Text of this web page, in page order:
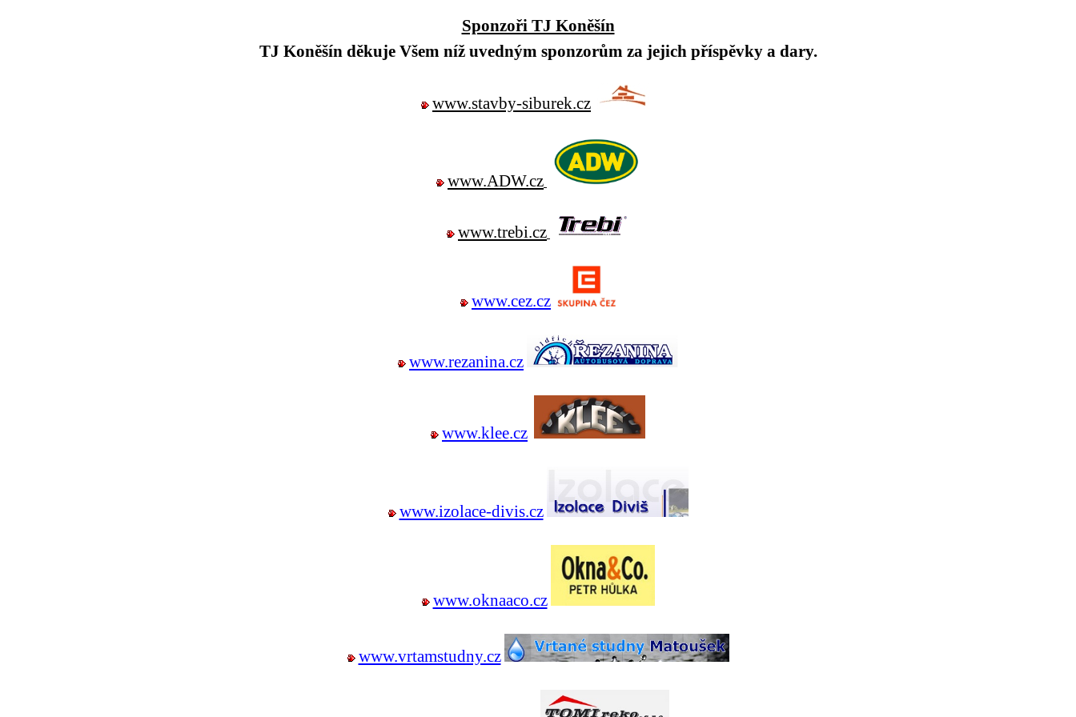
Sponzoři TJ Koněšín
TJ Koněšín děkuje Všem níž uvedným sponzorům za jejich příspěvky a dary.
www.stavby-siburek.cz
www.ADW.cz
www.trebi.cz
www.cez.cz
www.rezanina.cz
www.klee.cz
www.izolace-divis.cz
www.oknaaco.cz
www.vrtamstudny.cz